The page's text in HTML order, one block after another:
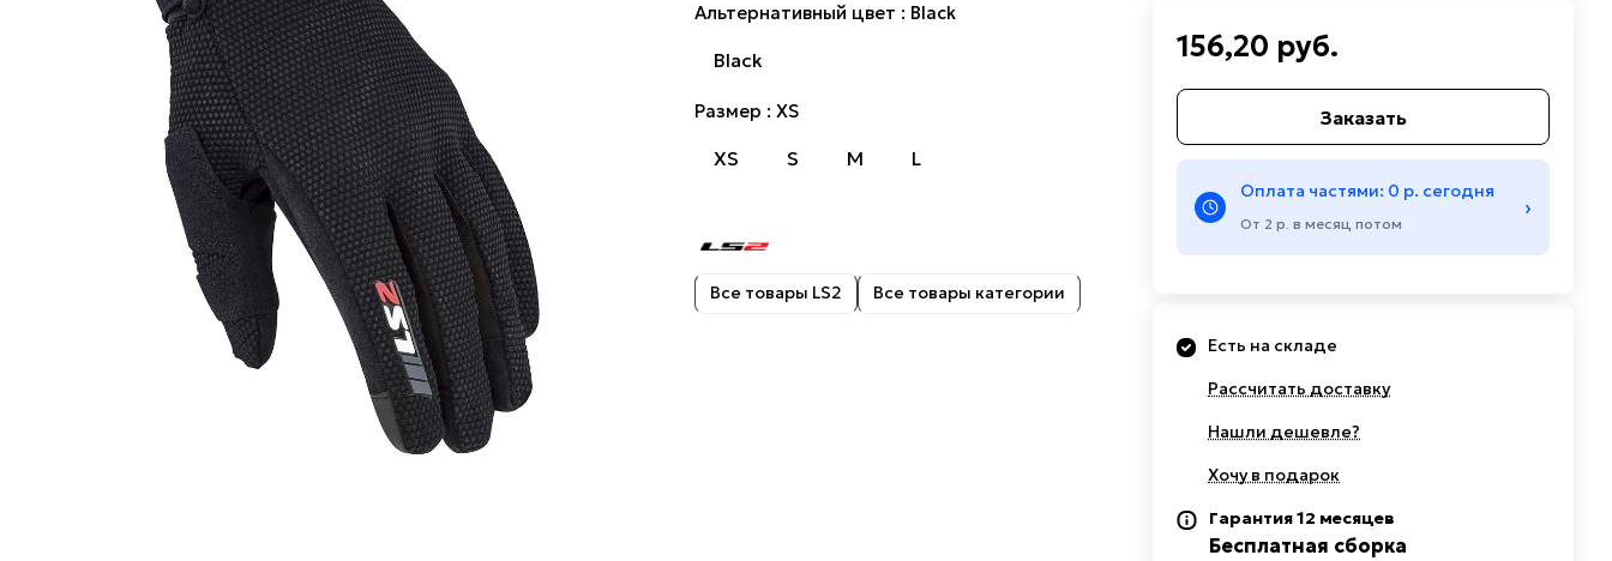
Альтернативный цвет : Black
Black
Размер : XS
XS S M L
Все товары LS2 Все товары категории
156,20 руб.
Заказать
Оплата частями: 0 р. сегодня
От 2 р. в месяц потом
›
Есть на складе
Рассчитать доставку
Нашли дешевле?
Хочу в подарок
Гарантия 12 месяцев
Бесплатная сборка